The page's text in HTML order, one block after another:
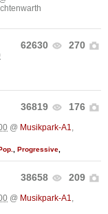
62630 270
36819 176
@ Musikpark-A1,
Progressive
38658 209
@ Musikpark-A1,